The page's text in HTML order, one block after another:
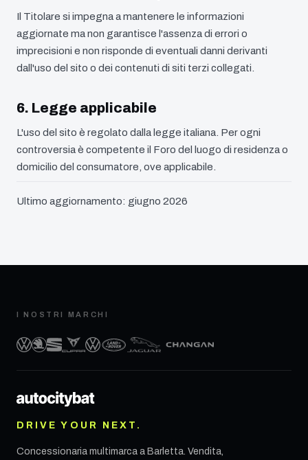
Il Titolare si impegna a mantenere le informazioni
aggiornate ma non garantisce l'assenza di errori o
imprecisioni e non risponde di eventuali danni derivanti
dall'uso del sito o dei contenuti di siti terzi collegati.
6. Legge applicabile
L'uso del sito è regolato dalla legge italiana. Per ogni
controversia è competente il Foro del luogo di residenza o
domicilio del consumatore, ove applicabile.
Ultimo aggiornamento: giugno 2026
I NOSTRI MARCHI
DRIVE YOUR NEXT.
Concessionaria multimarca a Barletta . Vendita,